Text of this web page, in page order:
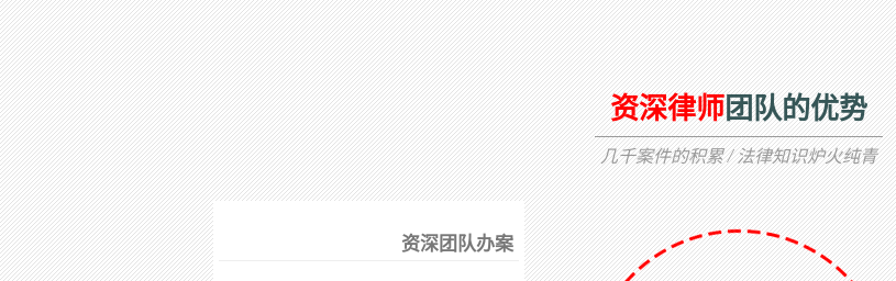
资深律师团队的优势
几千案件的积累 / 法律知识炉火纯青
资深团队办案